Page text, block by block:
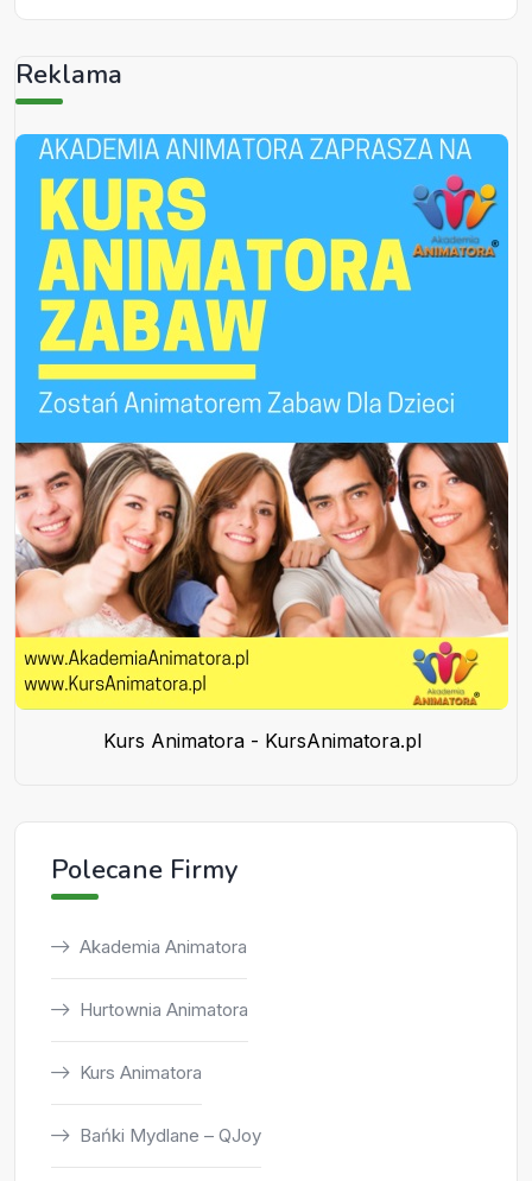
Reklama
Kurs Animatora - KursAnimatora.pl
Polecane Firmy
Akademia Animatora
Hurtownia Animatora
Kurs Animatora
Bańki Mydlane – QJoy